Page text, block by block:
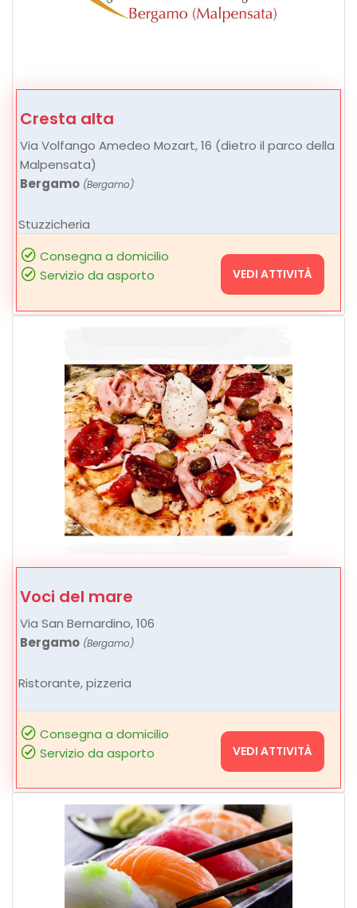
Cresta alta
Via Volfango Amedeo Mozart, 16 (dietro il parco della
Malpensata)
Bergamo (Bergamo)
Stuzzicheria
Consegna a domicilio
Servizio da asporto
VEDI ATTIVITÀ
Voci del mare
Via San Bernardino, 106
Bergamo (Bergamo)
Ristorante, pizzeria
Consegna a domicilio
Servizio da asporto
VEDI ATTIVITÀ